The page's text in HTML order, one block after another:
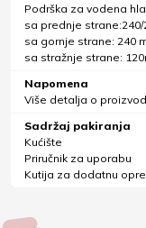
Podrška za vodena
sa prednje strane:240/
sa gornje strane: 240
sa stražnje strane:
Napomena
Više detalja o
Sadržaj pakiranja
Kućište
Priručnik za uporabu
Kutija za dodatnu